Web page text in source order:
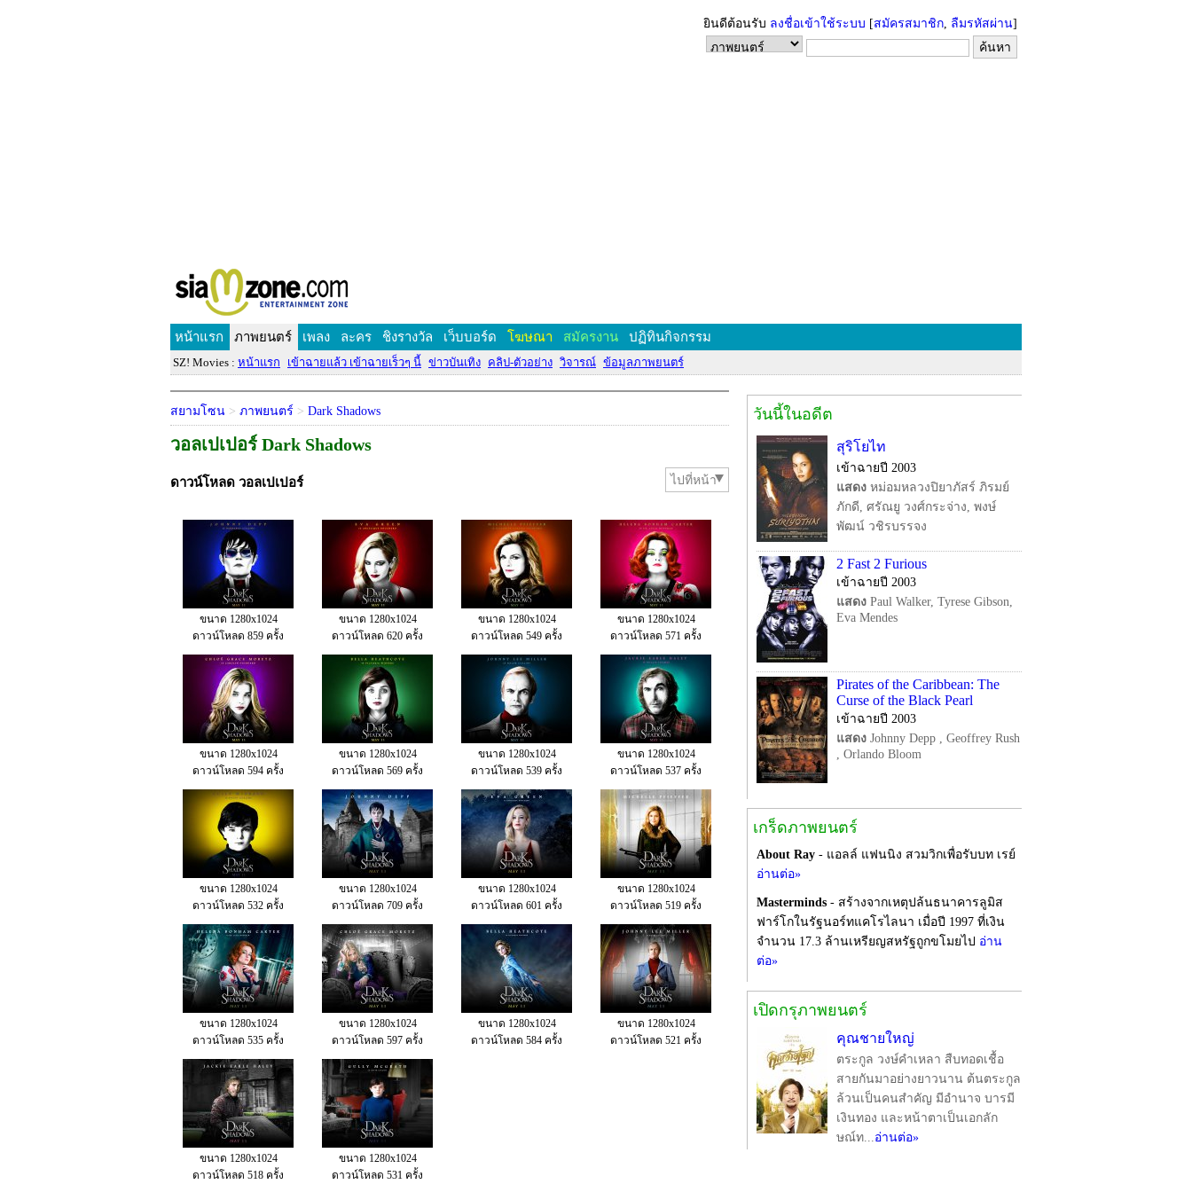
ยินดีต้อนรับ ลงชื่อเข้าใช้ระบบ [สมัครสมาชิก, ลืมรหัสผ่าน]
หน้าแรก ภาพยนตร์ เพลง ละคร ชิงรางวัล เว็บบอร์ด โฆษณา สมัครงาน ปฏิทินกิจกรรม
SZ! Movies : หน้าแรก เข้าฉายแล้ว เข้าฉายเร็วๆ นี้ ข่าวบันเทิง คลิป-ตัวอย่าง วิจารณ์ ข้อมูลภาพยนตร์
สยามโซน > ภาพยนตร์ > Dark Shadows
วอลเปเปอร์ Dark Shadows
ดาวน์โหลด วอลเปเปอร์ ไปที่หน้า
ขนาด 1280x1024
ดาวน์โหลด 859 ครั้ง
ขนาด 1280x1024
ดาวน์โหลด 620 ครั้ง
ขนาด 1280x1024
ดาวน์โหลด 549 ครั้ง
ขนาด 1280x1024
ดาวน์โหลด 571 ครั้ง
ขนาด 1280x1024
ดาวน์โหลด 594 ครั้ง
ขนาด 1280x1024
ดาวน์โหลด 569 ครั้ง
ขนาด 1280x1024
ดาวน์โหลด 539 ครั้ง
ขนาด 1280x1024
ดาวน์โหลด 537 ครั้ง
ขนาด 1280x1024
ดาวน์โหลด 532 ครั้ง
ขนาด 1280x1024
ดาวน์โหลด 709 ครั้ง
ขนาด 1280x1024
ดาวน์โหลด 601 ครั้ง
ขนาด 1280x1024
ดาวน์โหลด 519 ครั้ง
ขนาด 1280x1024
ดาวน์โหลด 535 ครั้ง
ขนาด 1280x1024
ดาวน์โหลด 597 ครั้ง
ขนาด 1280x1024
ดาวน์โหลด 584 ครั้ง
ขนาด 1280x1024
ดาวน์โหลด 521 ครั้ง
ขนาด 1280x1024
ดาวน์โหลด 518 ครั้ง
ขนาด 1280x1024
ดาวน์โหลด 531 ครั้ง
วันนี้ในอดีต
สุริโยไท
เข้าฉายปี 2003
แสดง หม่อมหลวงปิยาภัสร์ ภิรมย์
ภักดี, ศรัณยู วงศ์กระจ่าง, พงษ์
พัฒน์ วชิรบรรจง
2 Fast 2 Furious
เข้าฉายปี 2003
แสดง Paul Walker, Tyrese Gibson,
Eva Mendes
Pirates of the Caribbean: The
Curse of the Black Pearl
เข้าฉายปี 2003
แสดง Johnny Depp , Geoffrey Rush
, Orlando Bloom
เกร็ดภาพยนตร์
About Ray - แอลล์ แฟนนิง สวมวิกเพื่อรับบท เรย์
อ่านต่อ»
Masterminds - สร้างจากเหตุปล้นธนาคารลูมิส
ฟาร์โกในรัฐนอร์ทแคโรไลนา เมื่อปี 1997 ที่เงิน
จำนวน 17.3 ล้านเหรียญสหรัฐถูกขโมยไป อ่าน
ต่อ»
เปิดกรุภาพยนตร์
คุณชายใหญ่
ตระกูล วงษ์คำเหลา สืบทอดเชื้อ
สายกันมาอย่างยาวนาน ต้นตระกูล
ล้วนเป็นคนสำคัญ มีอำนาจ บารมี
เงินทอง และหน้าตาเป็นเอกลัก
ษณ์ท...อ่านต่อ»